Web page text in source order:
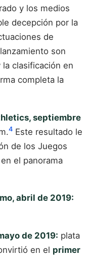
y los medios
decepción por la
de
son
clasificación en
completa la
septiembre
4 Este resultado le
de los Juegos
el panorama
abril de 2019:
de 2019: plata
en el primer